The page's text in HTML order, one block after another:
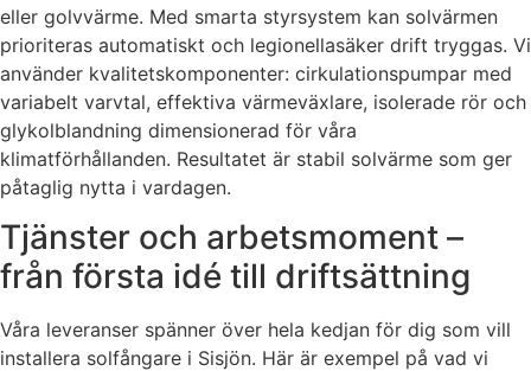
eller golvvärme. Med smarta styrsystem kan solvärmen
prioriteras automatiskt och legionellasäker drift tryggas. Vi
använder kvalitetskomponenter: cirkulationspumpar med
variabelt varvtal, effektiva värmeväxlare, isolerade rör och
glykolblandning dimensionerad för våra
klimatförhållanden. Resultatet är stabil solvärme som ger
påtaglig nytta i vardagen.
Tjänster och arbetsmoment –
från första idé till driftsättning
Våra leveranser spänner över hela kedjan för dig som vill
installera solfångare i Sisjön. Här är exempel på vad vi